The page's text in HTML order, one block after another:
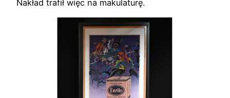
Nakład trafił więc na makulaturę.